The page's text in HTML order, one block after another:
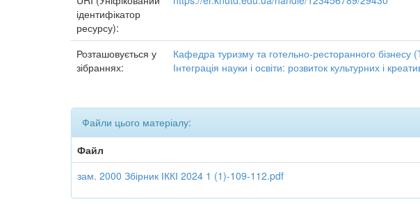
ідентифікатор
ресурсу):
Розташовується у
зібраннях:
Кафедра туризму та готельно-ресторанного бізнесу
Інтеграція науки і освіти: розвиток культурних і
Файли цього матеріалу:
Файл
зам. 2000 Збірник ІККІ 2024 1 (1)-109-112.pdf